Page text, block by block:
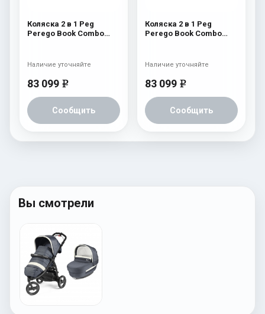
Коляска 2 в 1 Peg
Perego Book Combo
83 099 e
Сообщить
Наличие уточняйте
Коляска 2 в 1 Peg
Perego Book Combo
83 099 e
Сообщить
Наличие уточняйте
Вы смотрели